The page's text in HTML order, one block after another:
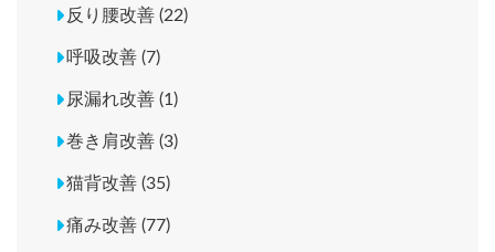
反り腰改善 (22)
呼吸改善 (7)
尿漏れ改善 (1)
巻き肩改善 (3)
猫背改善 (35)
痛み改善 (77)